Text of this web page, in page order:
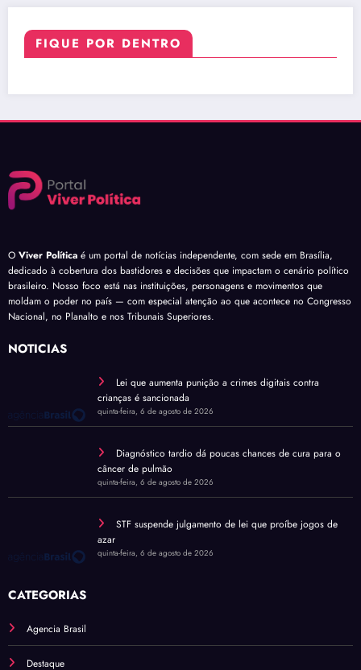
FIQUE POR DENTRO
O Viver Política é um portal de notícias independente, com sede em Brasília,
dedicado à cobertura dos bastidores e decisões que impactam o cenário político
brasileiro. Nosso foco está nas instituições, personagens e movimentos que
moldam o poder no país — com especial atenção ao que acontece no Congresso
Nacional, no Planalto e nos Tribunais Superiores.
NOTÍCIAS
Lei que aumenta punição a crimes digitais contra
crianças é sancionada
quinta-feira, 6 de agosto de 2026
Diagnóstico tardio dá poucas chances de cura para o
câncer de pulmão
quinta-feira, 6 de agosto de 2026
STF suspende julgamento de lei que proíbe jogos de
azar
quinta-feira, 6 de agosto de 2026
CATEGORIAS
Agencia Brasil
Destaque